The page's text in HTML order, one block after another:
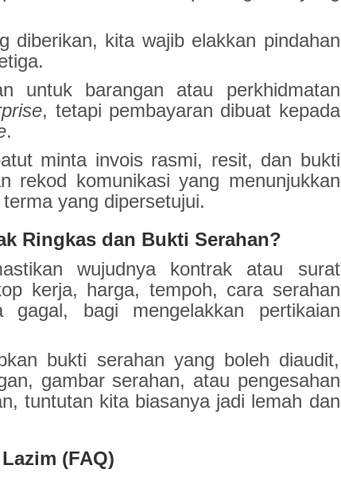
diberikan, kita wajib elakkan pindahan
untuk barangan atau perkhidmatan
, tetapi pembayaran dibuat kepada
.
minta invois rasmi, resit, dan bukti
rekod komunikasi yang menunjukkan
yang dipersetujui.
Ringkas dan Bukti Serahan?
wujudnya kontrak atau surat
kerja, harga, tempoh, cara serahan
gagal, bagi mengelakkan pertikaian
bukti serahan yang boleh diaudit,
gambar serahan, atau pengesahan
tuntutan kita biasanya jadi lemah dan
(FAQ)